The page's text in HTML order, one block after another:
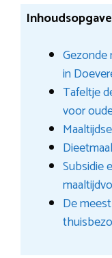
Inhoudsopgave
Gezonde
in
Tafeltje
voor
Subsidie
De